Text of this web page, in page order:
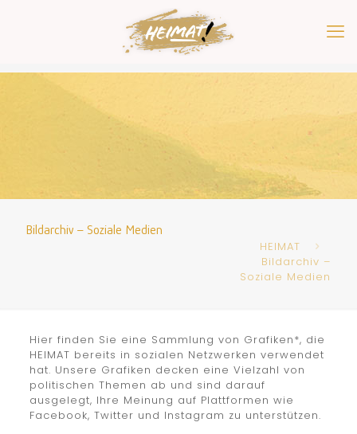
Bildarchiv – Soziale Medien
HEIMAT
Bildarchiv –
Soziale Medien
Hier finden Sie eine Sammlung von Grafiken*, die
HEIMAT bereits in sozialen Netzwerken verwendet
hat. Unsere Grafiken decken eine Vielzahl von
politischen Themen ab und sind darauf
ausgelegt, Ihre Meinung auf Plattformen wie
Facebook, Twitter und Instagram zu unterstützen.